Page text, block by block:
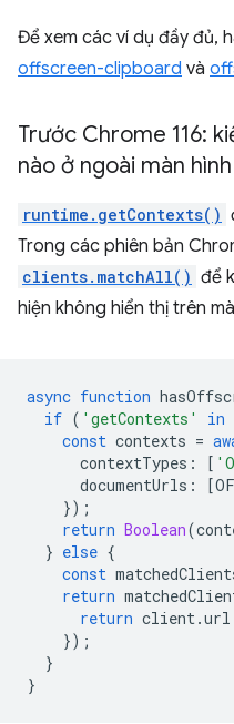
Để xem các ví dụ đầy đủ,
offscreen-clipboard và
Trước Chrome 116:
nào ở ngoài màn
runtime.getContexts()
Trong các phiên bản
clients.matchAll() để
hiện không hiển thị trên
async function
if ( 'getContexts' in
const contexts =
contextTypes : [
documentUrls : [
});
return Boolean(
} else {
const
return
return client.url
});
}
}